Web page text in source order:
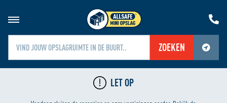
ZOEKEN
Jouw locatiediensten zijn uitgeschakeld.
Schakel jouw locatiediensten in om deze functie te gebruiken.
LET OP
LAAGSTE PRIJS